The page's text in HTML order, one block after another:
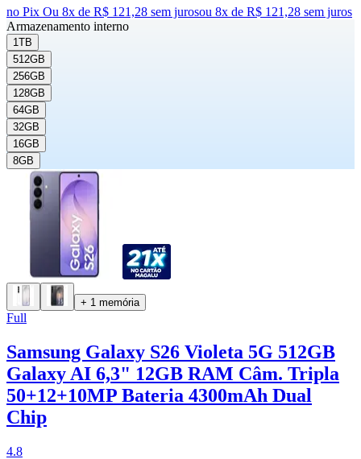
no Pix Ou 8x de R$ 121,28 sem jurosou 8x de R$ 121,28 sem juros
Armazenamento interno
1TB
512GB
256GB
128GB
64GB
32GB
16GB
8GB
+ 1 memória
Full
Samsung Galaxy S26 Violeta 5G 512GB
Galaxy AI 6,3" 12GB RAM Câm. Tripla
50+12+10MP Bateria 4300mAh Dual
Chip
4.8